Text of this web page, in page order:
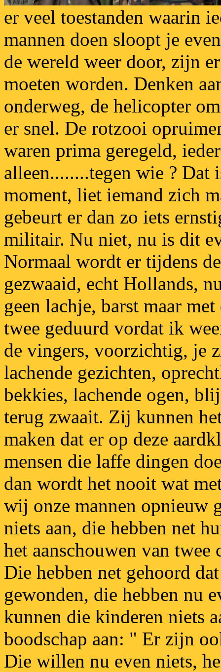
er veel toestanden waarin
mannen doen sloopt je
de wereld weer door, zijn
moeten worden. Denken
onderweg, de helicopter
er snel. De rotzooi
waren prima geregeld,
alleen........tegen wie ? Dat
moment, liet iemand zich
gebeurt er dan zo iets
militair. Nu niet, nu is dit
Normaal wordt er tijdens
gezwaaid, echt Hollands,
geen lachje, barst maar
twee geduurd vordat ik
de vingers, voorzichtig, je
lachende gezichten,
bekkies, lachende ogen,
terug zwaait. Zij kunnen
maken dat er op deze
mensen die laffe dingen
dan wordt het nooit wat
wij onze mannen opnieuw
niets aan, die hebben net
het aanschouwen van
Die hebben net gehoord
gewonden, die hebben nu
kunnen die kinderen niets
boodschap aan: " Er zijn
Die willen nu even niets,